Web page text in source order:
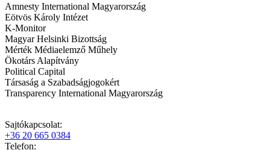
Amnesty International Magyarország
Eötvös Károly Intézet
K-Monitor
Magyar Helsinki Bizottság
Mérték Médiaelemző Műhely
Ökotárs Alapítvány
Political Capital
Társaság a Szabadságjogokért
Transparency International Magyarország
Sajtókapcsolat:
+36 20 665 0384
Telefon: